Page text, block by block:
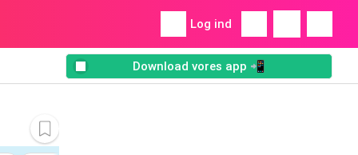
Log ind
Download vores app 📲